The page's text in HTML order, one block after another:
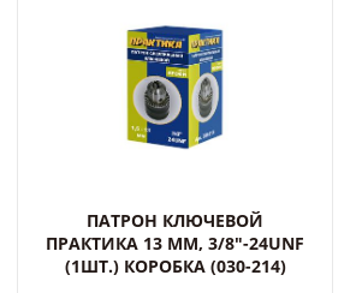
ПАТРОН КЛЮЧЕВОЙ
ПРАКТИКА 13 ММ, 3/8"-24UNF
(1ШТ.) КОРОБКА (030-214)